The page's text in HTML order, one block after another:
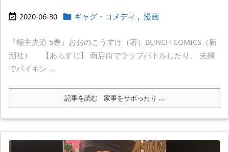
 2020-06-30  ギャグ・コメディ , 漫画
『極主夫道 5巻』おおのこうすけ（著）BUNCH COMICS（新
潮社） 【あらすじ】 商店街でラップバトルしたり、 夫婦
でバイキン ...
記事を読む 家事をサボったり ...